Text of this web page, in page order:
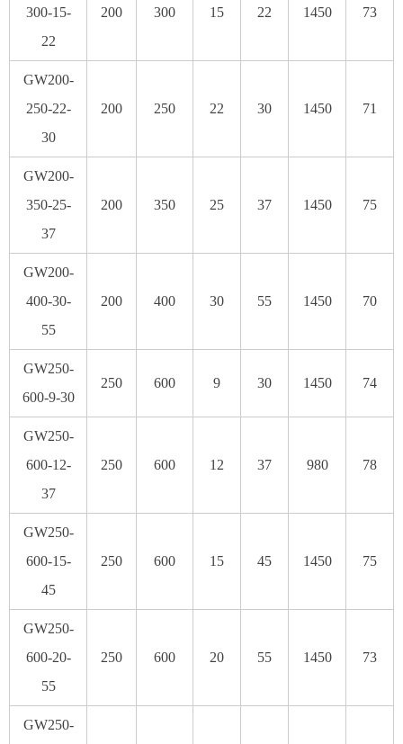
300-15-
22
200 300 15 22 1450 73
GW200-
250-22-
30
200 250 22 30 1450 71
GW200-
350-25-
37
200 350 25 37 1450 75
GW200-
400-30-
55
200 400 30 55 1450 70
GW250-
600-9-30
250 600 9 30 1450 74
GW250-
600-12-
37
250 600 12 37 980 78
GW250-
600-15-
45
250 600 15 45 1450 75
GW250-
600-20-
55
250 600 20 55 1450 73
GW250-